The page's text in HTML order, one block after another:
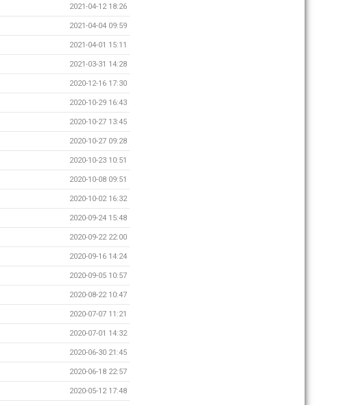
2021-04-12 18:26
2021-04-04 09:59
2021-04-01 15:11
2021-03-31 14:28
2020-12-16 17:30
2020-10-29 16:43
2020-10-27 13:45
2020-10-27 09:28
2020-10-23 10:51
2020-10-08 09:51
2020-10-02 16:32
2020-09-24 15:48
2020-09-22 22:00
2020-09-16 14:24
2020-09-05 10:57
2020-08-22 10:47
2020-07-07 11:21
2020-07-01 14:32
2020-06-30 21:45
2020-06-18 22:57
2020-05-12 17:48